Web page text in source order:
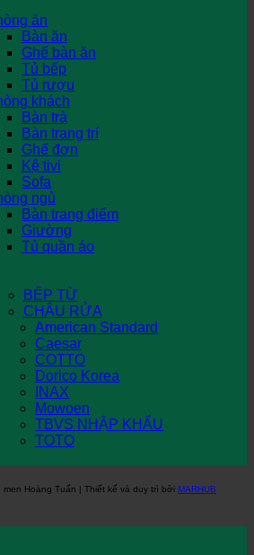
ăn
Bàn ăn
Ghế bàn ăn
Tủ bếp
Tủ rượu
khách
Bàn trà
Bàn trang trí
Ghế đơn
Kệ tivi
Sofa
ngủ
Bàn trang điểm
Giường
Tủ quần áo
BẾP TỪ
CHẬU RỬA
American Standard
Caesar
COTTO
Dorico Korea
INAX
Mowoen
TBVS NHẬP KHẨU
TOTO
men Hoàng Tuấn | Thiết kế và duy trì bởi MARHUB